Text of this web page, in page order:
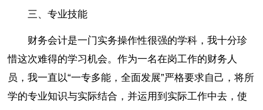
三、专业技能
财务会计是一门实务操作性很强的学科，我十分珍
惜这次难得的学习机会。作为一名在岗工作的财务人
员，我一直以“一专多能，全面发展”严格要求自己，将所
学的专业知识与实际结合，并运用到实际工作中去，使